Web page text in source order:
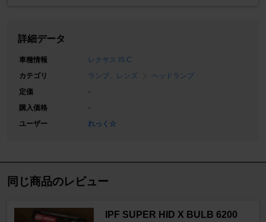
詳細データ
車種情報
レクサス IS C
カテゴリ
ランプ、レンズ
ヘッドランプ
定価
-
購入価格
-
ユーザー
れっく☆
同じ商品のレビュー
IPF SUPER HID X BULB 6200